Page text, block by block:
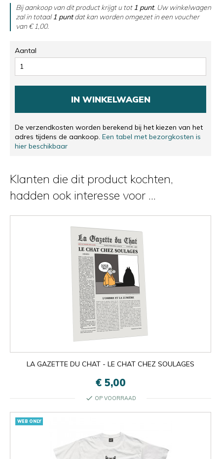
Bij aankoop van dit product krijgt u tot 1 punt. Uw winkelwagen
zal in totaal1 puntdat kan worden omgezet in een voucher
van € 1,00.
Aantal
IN WINKELWAGEN
De verzendkosten worden berekend bij het kiezen van het
adres tijdens de aankoop. Een tabel met bezorgkosten is
hier beschikbaar
Klanten die dit product kochten,
hadden ook interesse voor ...
LA GAZETTE DU CHAT - LE CHAT CHEZ SOULAGES
€ 5,00
check OP VOORRAAD
WEB ONLY